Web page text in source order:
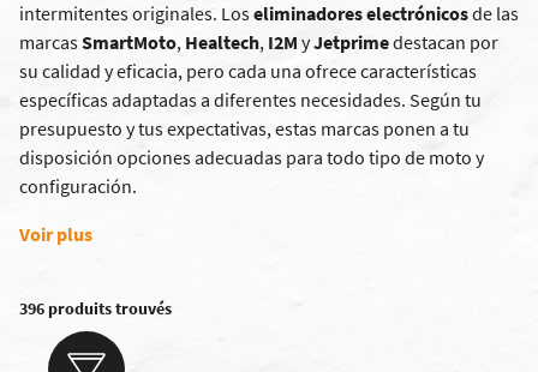
intermitentes originales. Loseliminadores electrónicosde las
marcasSmartMoto, Healtech, I2M yJetprimedestacan por
su calidad y eficacia, pero cada una ofrece características
específicas adaptadas a diferentes necesidades. Según tu
presupuesto y tus expectativas, estas marcas ponen a tu
disposición opciones adecuadas para todo tipo de moto y
configuración.
Voir plus
396 produits trouvés